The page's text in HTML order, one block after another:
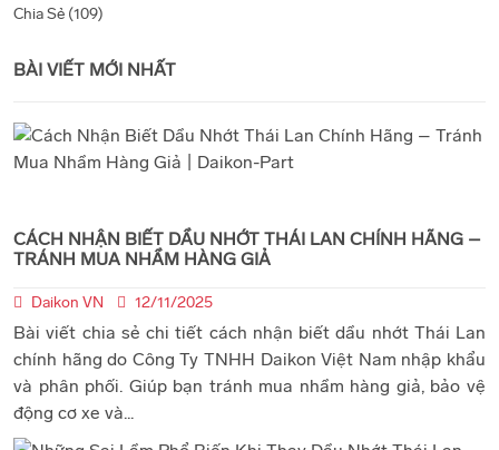
Chia Sẻ (109)
BÀI VIẾT MỚI NHẤT
CÁCH NHẬN BIẾT DẦU NHỚT THÁI LAN CHÍNH HÃNG –
TRÁNH MUA NHẦM HÀNG GIẢ
Daikon VN 12/11/2025
Bài viết chia sẻ chi tiết cách nhận biết dầu nhớt Thái Lan
chính hãng do Công Ty TNHH Daikon Việt Nam nhập khẩu
và phân phối. Giúp bạn tránh mua nhầm hàng giả, bảo vệ
động cơ xe và...